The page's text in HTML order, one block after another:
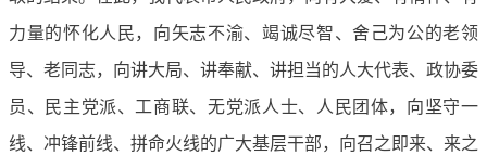
力量的怀化人民，向矢志不渝、竭诚尽智、舍己为公的老领
导、老同志，向讲大局、讲奉献、讲担当的人大代表、政协委
员、民主党派、工商联、无党派人士、人民团体，向坚守一
线、冲锋前线、拼命火线的广大基层干部，向召之即来、来之